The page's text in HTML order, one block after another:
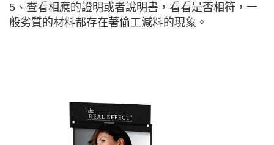
5、查看相應的證明或者說明書，看看是否相符，一
般劣質的材料都存在著偷工減料的現象。